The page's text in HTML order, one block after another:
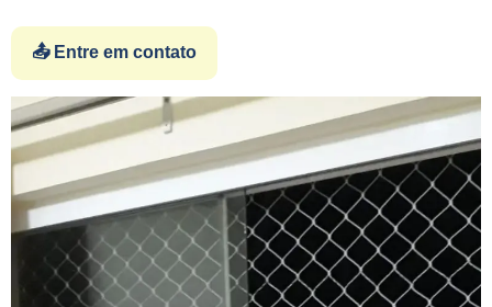
📤 Entre em contato